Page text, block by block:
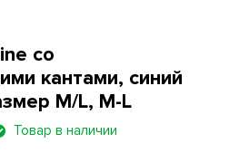
со
кантами, синий
M/L, M-L
Товар в наличии